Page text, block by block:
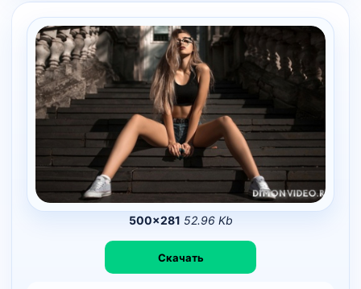
500×281 52.96 Kb
Скачать